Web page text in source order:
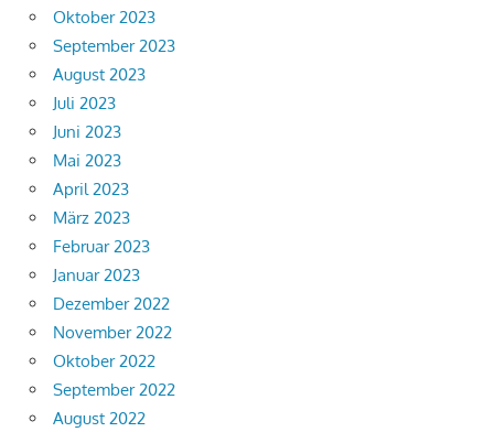
Oktober 2023
September 2023
August 2023
Juli 2023
Juni 2023
Mai 2023
April 2023
März 2023
Februar 2023
Januar 2023
Dezember 2022
November 2022
Oktober 2022
September 2022
August 2022